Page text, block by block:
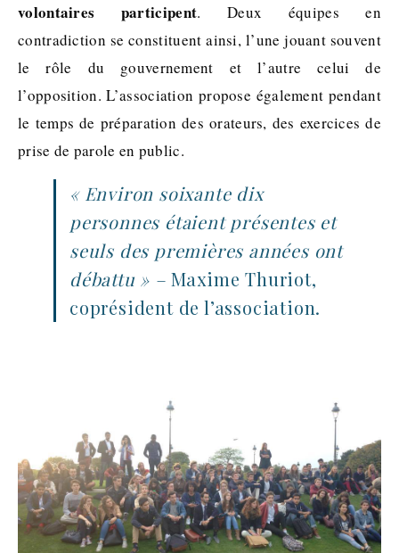
volontaires participent. Deux équipes en
contradiction se constituent ainsi, l’une jouant souvent
le rôle du gouvernement et l’autre celui de
l’opposition. L’association propose également pendant
le temps de préparation des orateurs, des exercices de
prise de parole en public.
« Environ soixante dix
personnes étaient présentes et
seuls des premières années ont
débattu » – Maxime Thuriot,
coprésident de l’association.